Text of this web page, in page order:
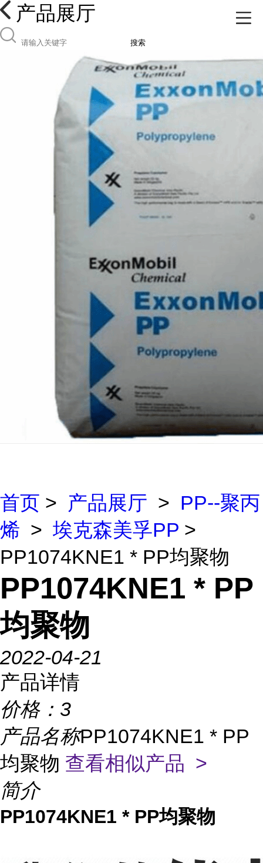
产品展厅
搜索
首页 > 产品展厅 > PP--聚丙
烯 > 埃克森美孚PP >
PP1074KNE1 * PP均聚物
PP1074KNE1 * PP
均聚物
2022-04-21
产品详情
价格： 3
产品名称PP1074KNE1 * PP
均聚物 查看相似产品 >
简介
PP1074KNE1 * PP均聚物